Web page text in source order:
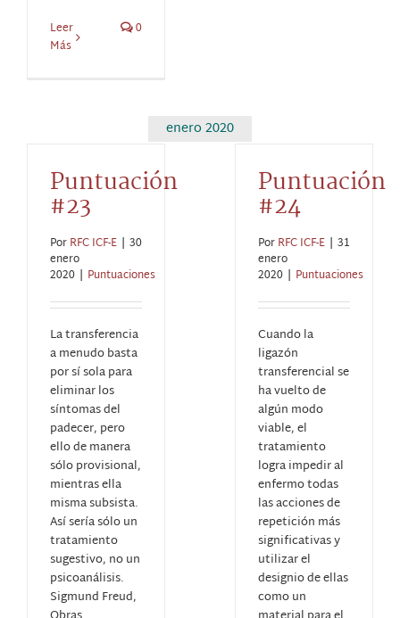
Leer
Más
0
enero 2020
Puntuación
#24
PorRFC ICF-E | 31
enero
2020 | Puntuaciones
Cuando la
ligazón
transferencial se
ha vuelto de
algún modo
viable, el
tratamiento
logra impedir al
enfermo todas
las acciones de
repetición más
significativas y
utilizar el
designio de ellas
como un
Puntuación
#23
PorRFC ICF-E | 30
enero
2020 | Puntuaciones
La transferencia
a menudo basta
por sí sola para
eliminar los
síntomas del
padecer, pero
ello de manera
sólo provisional,
mientras ella
misma subsista.
Así sería sólo un
tratamiento
sugestivo, no un
psicoanálisis.
Sigmund Freud,